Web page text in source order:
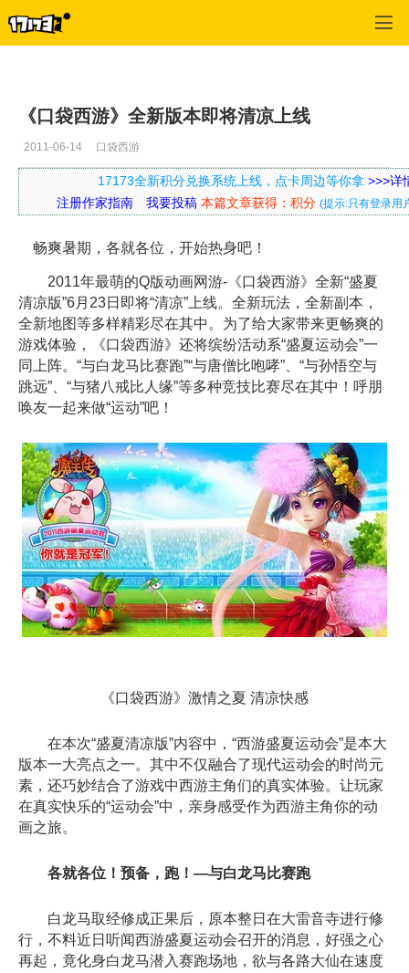
《口袋西游》全新版本即将清凉上线
2011-06-14 口袋西游
17173全新积分兑换系统上线，点卡周边等你拿 >>>详
注册作家指南
我要投稿 本篇文章获得：积分 (提示:只有登录用
畅爽暑期，各就各位，开始热身吧！
2011年最萌的Q版动画网游-《口袋西游》全新“盛夏
清凉版”6月23日即将“清凉”上线。全新玩法，全新副本，
全新地图等多样精彩尽在其中。为了给大家带来更畅爽的
游戏体验，《口袋西游》还将缤纷活动系“盛夏运动会”一
同上阵。“与白龙马比赛跑”“与唐僧比咆哮”、“与孙悟空与
跳远”、“与猪八戒比人缘”等多种竞技比赛尽在其中！呼朋
唤友一起来做“运动”吧！
《口袋西游》激情之夏 清凉快感
在本次“盛夏清凉版”内容中，“西游盛夏运动会”是本大
版本一大亮点之一。其中不仅融合了现代运动会的时尚元
素，还巧妙结合了游戏中西游主角们的真实体验。让玩家
在真实快乐的“运动会”中，亲身感受作为西游主角你的动
画之旅。
各就各位！预备，跑！—与白龙马比赛跑
白龙马取经修成正果后，原本整日在大雷音寺进行修
行，不料近日听闻西游盛夏运动会召开的消息，好强之心
再起，竟化身白龙马潜入赛跑场地，欲与各路大仙在速度